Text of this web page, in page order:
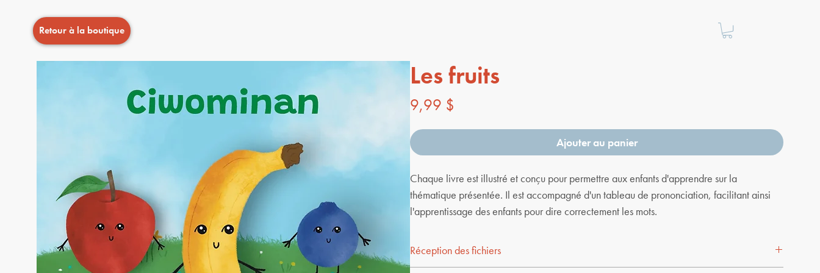
Retour à la boutique
Les fruits
9,99 $
Ajouter au panier
Chaque livre est illustré et conçu pour permettre aux enfants d'apprendre sur la
thématique présentée. Il est accompagné d'un tableau de prononciation, facilitant ainsi
l'apprentissage des enfants pour dire correctement les mots.
Réception des fichiers